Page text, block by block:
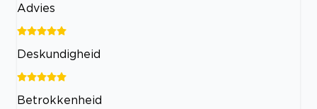
Advies
Deskundigheid
Betrokkenheid